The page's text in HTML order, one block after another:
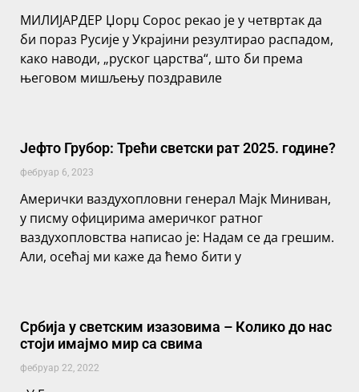
МИЛИЈАРДЕР Џорџ Сорос рекао је у четвртак да
би пораз Русије у Украјини резултирао распадом,
како наводи, „руског царства“, што би према
његовом мишљењу поздравиле
Јефто Грубор: Трећи светски рат 2025. године?
фебруар 6, 2023
Амерички ваздухопловни генерал Мајк Миниван,
у писму официрима америчког ратног
ваздухопловства написао је: Надам се да грешим.
Али, осећај ми каже да ћемо бити у
Србија у светским изазовима – Колико до нас
стоји имајмо мир са свима
фебруар 22, 2022